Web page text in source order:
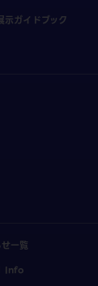
ガイドブック
一覧
Info